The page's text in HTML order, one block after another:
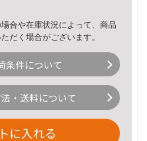
合や在庫状況によって、商品
だく場合がございます。
条件について
・送料について
に入れる